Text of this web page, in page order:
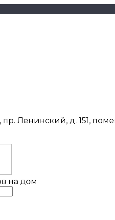
пр. Ленинский, д. 151,
на дом